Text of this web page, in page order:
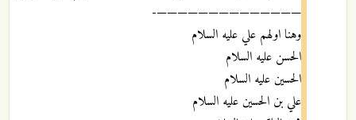
——————————————-
وهنا اولهم علي عليه السلام
الحسن عليه السلام
الحسين عليه السلام
علي بن الحسين عليه السلام